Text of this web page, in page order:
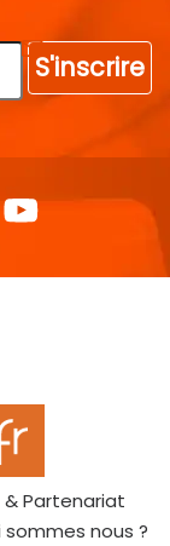
S'inscrire
& Partenariat
sommes nous ?